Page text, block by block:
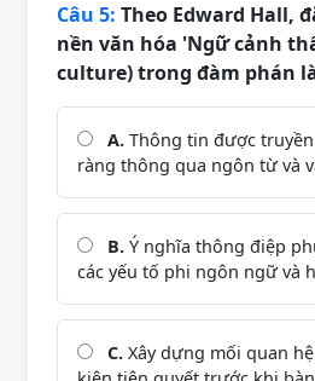
Câu 5: Theo Edward Hall,
nền văn hóa 'Ngữ cảnh
culture) trong đàm phán
A. Thông tin được
ràng thông qua ngôn từ và
B. Ý nghĩa thông điệp
các yếu tố phi ngôn ngữ và
C. Xây dựng mối quan